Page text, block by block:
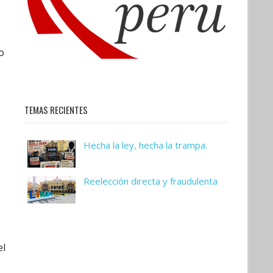
TEMAS RECIENTES
Hecha la ley, hecha la trampa.
Reelección directa y fraudulenta